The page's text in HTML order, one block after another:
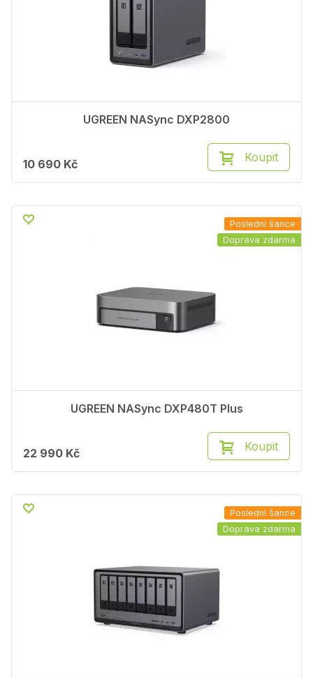
UGREEN NASync DXP2800
10 690 Kč Koupit
UGREEN NASync DXP480T Plus
22 990 Kč Koupit
Poslední šance
Doprava zdarma
Poslední šance
Doprava zdarma